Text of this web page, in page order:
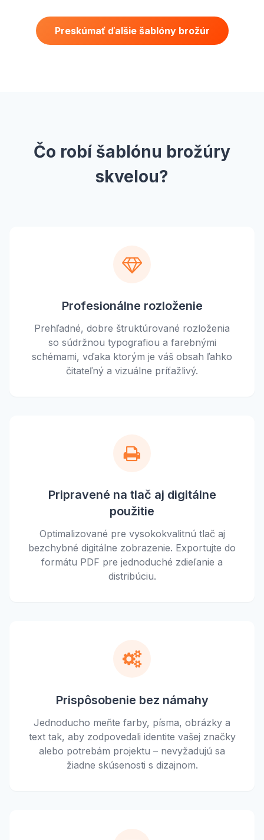
Preskúmať ďalšie šablóny brožúr
Čo robí šablónu brožúry
skvelou?
Profesionálne rozloženie
Prehľadné, dobre štruktúrované rozloženia
so súdržnou typografiou a farebnými
schémami, vďaka ktorým je váš obsah ľahko
čitateľný a vizuálne príťažlivý.
Pripravené na tlač aj digitálne
použitie
Optimalizované pre vysokokvalitnú tlač aj
bezchybné digitálne zobrazenie. Exportujte do
formátu PDF pre jednoduché zdieľanie a
distribúciu.
Prispôsobenie bez námahy
Jednoducho meňte farby, písma, obrázky a
text tak, aby zodpovedali identite vašej značky
alebo potrebám projektu – nevyžadujú sa
žiadne skúsenosti s dizajnom.